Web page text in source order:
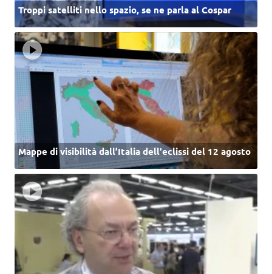
Troppi satelliti nello spazio, se ne parla al Cospar
Mappe di visibilità dall’Italia dell'eclissi del 12 agosto